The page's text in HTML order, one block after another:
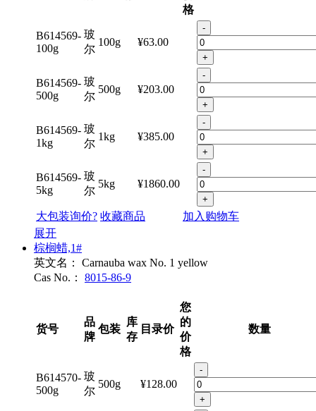
格
B614569-
100g
玻
尔
100g ¥63.00
-
+
B614569-
500g
玻
尔
500g ¥203.00
-
+
B614569-
1kg
玻
尔
1kg ¥385.00
-
+
B614569-
5kg
玻
尔
5kg ¥1860.00
-
+
大包装询价? 收藏商品
加入购物车
展开
棕榈蜡,1#
英文名：
Carnauba wax No. 1 yellow
Cas No.：
8015-86-9
货号
品
牌
包装
库
存
目录价
您
的
价
格
数量
B614570-
500g
玻
尔
500g ¥128.00
-
+